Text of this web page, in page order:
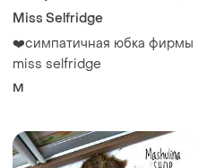
Miss Selfridge
❤️симпатичная юбка фирмы
miss selfridge
M